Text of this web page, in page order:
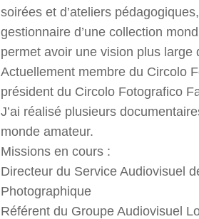
soirées et d’ateliers
gestionnaire d’une collection
permet avoir une vision plus large
Actuellement membre du Circolo
président du Circolo Fotografico
J’ai réalisé plusieurs
monde amateur.
Missions en cours :
Directeur du Service Audiovisuel
Photographique
Référent du Groupe Audiovisuel